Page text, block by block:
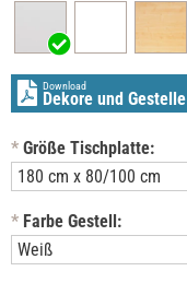
Download
Dekore und Gestelle
* Größe Tischplatte:
* Farbe Gestell: